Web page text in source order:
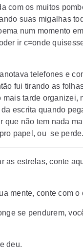
com os muitos
suas migalhas
num momento
ir c=onde
telefones e
fui tirando as
tarde organizei,
escrita quando
que não tem nada
papel, ou se perde.
as estrelas, conte
mente, conte com
se pendurem,
deu.